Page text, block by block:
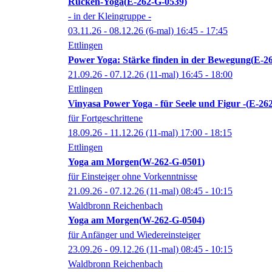
- in der Kleingruppe -
03.11.26 - 08.12.26 (6-mal) 16:45 - 17:45
Ettlingen
Power Yoga: Stärke finden in der Bewegung E-
21.09.26 - 07.12.26 (11-mal) 16:45 - 18:00
Ettlingen
Vinyasa Power Yoga - für Seele und Figur - E-
für Fortgeschrittene
18.09.26 - 11.12.26 (11-mal) 17:00 - 18:15
Ettlingen
Yoga am Morgen W-262-G-0501
für Einsteiger ohne Vorkenntnisse
21.09.26 - 07.12.26 (11-mal) 08:45 - 10:15
Waldbronn Reichenbach
Yoga am Morgen W-262-G-0504
für Anfänger und Wiedereinsteiger
23.09.26 - 09.12.26 (11-mal) 08:45 - 10:15
Waldbronn Reichenbach